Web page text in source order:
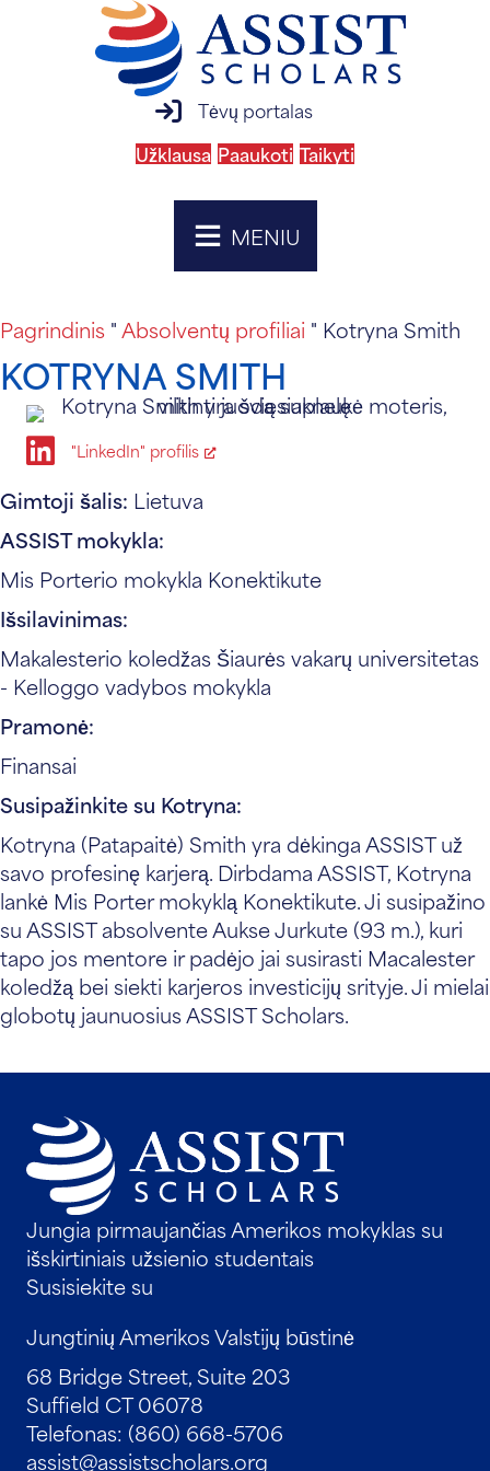
prisijungimas prie tėvų portalo
Tėvų portalas
Užklausa Paaukoti Taikyti
MENIU
Pagrindinis "Absolventų profiliai " Kotryna Smith
KOTRYNA SMITH
Ikona "Linked In
"LinkedIn" profilis
Gimtoji šalis: Lietuva
ASSIST mokykla:
Mis Porterio mokykla Konektikute
Išsilavinimas:
Makalesterio koledžas Šiaurės vakarų universitetas
- Kelloggo vadybos mokykla
Pramonė:
Finansai
Susipažinkite su Kotryna:
Kotryna (Patapaitė) Smith yra dėkinga ASSIST už
savo profesinę karjerą. Dirbdama ASSIST, Kotryna
lankė Mis Porter mokyklą Konektikute. Ji susipažino
su ASSIST absolvente Aukse Jurkute (93 m.), kuri
tapo jos mentore ir padėjo jai susirasti Macalester
koledžą bei siekti karjeros investicijų srityje. Ji mielai
globotų jaunuosius ASSIST Scholars.
Jungia pirmaujančias Amerikos mokyklas su
išskirtiniais užsienio studentais
Susisiekite su
Jungtinių Amerikos Valstijų būstinė
68 Bridge Street, Suite 203
Suffield CT 06078
Telefonas: (860) 668-5706
assist@assistscholars.org